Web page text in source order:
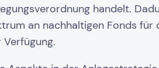
handelt.
an nachhaltigen Fonds